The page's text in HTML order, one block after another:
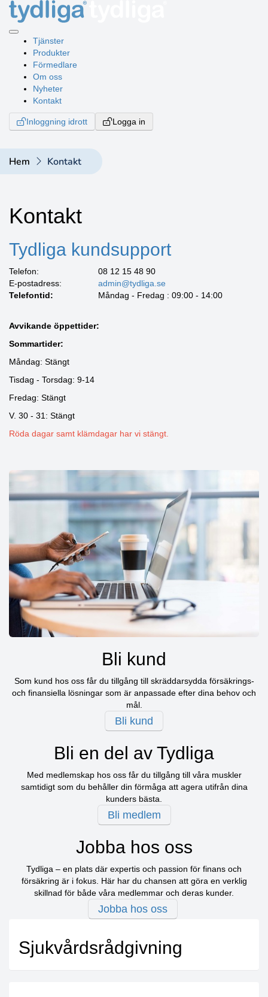
Tjänster
Produkter
Förmedlare
Om oss
Nyheter
Kontakt
Inloggning idrott Logga in
Hem Kontakt
Kontakt
Tydliga kundsupport
Telefon:
08 12 15 48 90
E-postadress:
admin@tydliga.se
Telefontid:
Måndag - Fredag : 09:00 - 14:00
Avvikande öppettider:
Sommartider:
Måndag: Stängt
Tisdag - Torsdag: 9-14
Fredag: Stängt
V. 30 - 31: Stängt
Röda dagar samt klämdagar har vi stängt.
Bli kund
Som kund hos oss får du tillgång till skräddarsydda försäkrings-
och finansiella lösningar som är anpassade efter dina behov och
mål.
Bli kund
Bli en del av Tydliga
Med medlemskap hos oss får du tillgång till våra muskler
samtidigt som du behåller din förmåga att agera utifrån dina
kunders bästa.
Bli medlem
Jobba hos oss
Tydliga – en plats där expertis och passion för finans och
försäkring är i fokus. Här har du chansen att göra en verklig
skillnad för både våra medlemmar och deras kunder.
Jobba hos oss
Sjukvårdsrådgivning